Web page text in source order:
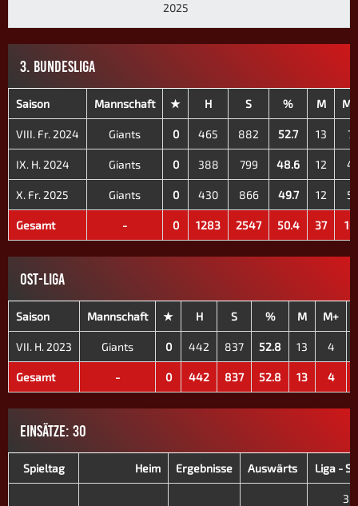
2025
3. BUNDESLIGA
Saison Mannschaft ★ H S % M M+
VIII. Fr. 2024 Giants 0 465 882 52.7 13 7
IX. H. 2024 Giants 0 388 799 48.6 12 4
X. Fr. 2025 Giants 0 430 866 49.7 12 5
Gesamt - 0 1283 2547 50.4 37 16
OST-LIGA
Saison Mannschaft ★ H S % M M+
VII. H. 2023 Giants 0 442 837 52.8 13 4
Gesamt - 0 442 837 52.8 13 4
EINSÄTZE: 30
Spieltag Heim Ergebnisse Auswärts Liga -
3.